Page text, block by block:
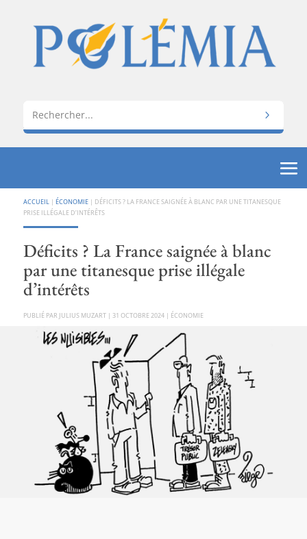
ACCUEIL | ÉCONOMIE| DÉFICITS ? LA FRANCE SAIGNÉE À BLANC PAR UNE TITANESQUE
PRISE ILLÉGALE D’INTÉRÊTS
Déficits ? La France saignée à blanc
par une titanesque prise illégale
d’intérêts
PAR JULIUS MUZART| 31 OCTOBRE 2024| ÉCONOMIE